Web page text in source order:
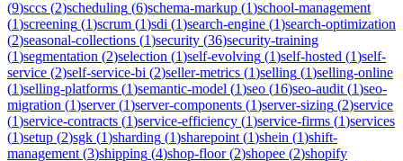
(9)sccs (2)scheduling (6)schema-markup (1)school-management
(1)screening (1)scrum (1)sdi (1)search-engine (1)search-optimization
(2)seasonal-collections (1)security (36)security-training
(1)segmentation (2)selection (1)self-evolving (1)self-hosted (1)self-
service (2)self-service-bi (2)seller-metrics (1)selling (1)selling-online
(1)selling-platforms (1)semantic-model (1)seo (16)seo-audit (1)seo-
migration (1)server(1)server-components (1)server-sizing (2)service
(1)service-contracts (1)service-efficiency (1)service-firms (1)services
(1)setup (2)sgk (1)sharding (1)sharepoint (1)shein (1)shift-
management (3)shipping (4)shop-floor(2)shopee (2)shopify